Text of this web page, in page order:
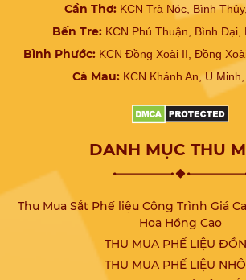
Cần Thơ: KCN Trà Nóc, Bình
Bến Tre: KCN Phú Thuận, Bình Đại,
Bình Phước: KCN Đồng Xoài II, Đồng
Cà Mau: KCN Khánh An, U
DANH MỤC THU
Thu Mua Sắt Phế liệu Công Trình Giá
Hoa Hồng Cao
THU MUA PHẾ LIỆU
THU MUA PHẾ LIỆU